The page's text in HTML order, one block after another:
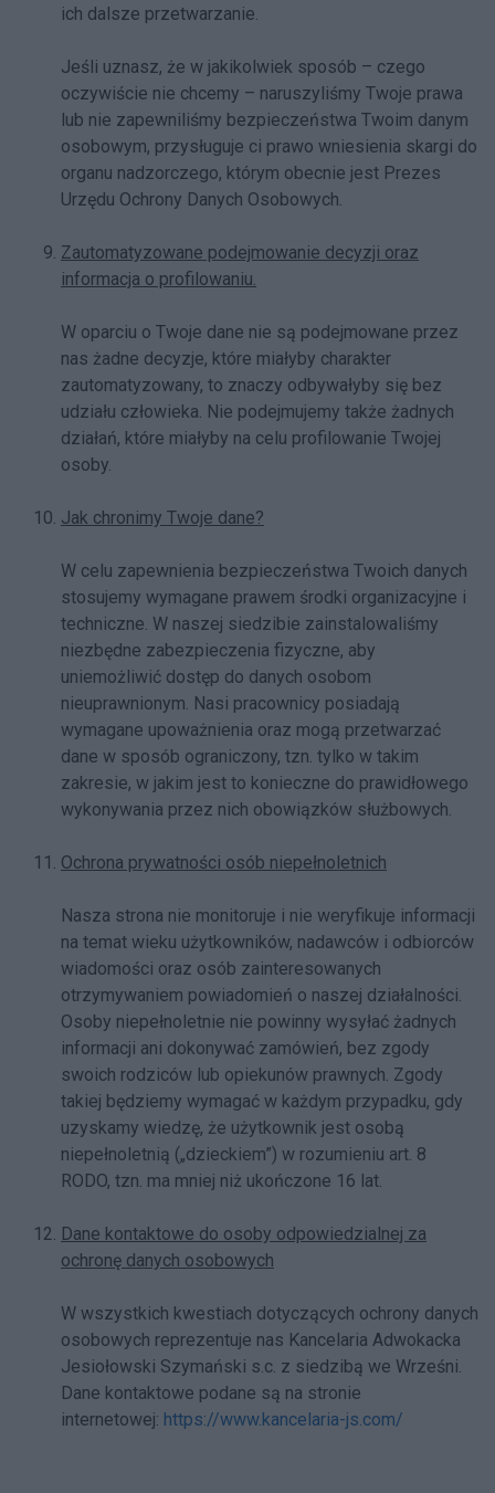
ich dalsze przetwarzanie.
Jeśli uznasz, że w jakikolwiek sposób – czego
oczywiście nie chcemy – naruszyliśmy Twoje prawa
lub nie zapewniliśmy bezpieczeństwa Twoim danym
osobowym, przysługuje ci prawo wniesienia skargi do
organu nadzorczego, którym obecnie jest Prezes
Urzędu Ochrony Danych Osobowych.
Zautomatyzowane podejmowanie decyzji oraz
informacja o profilowaniu.
W oparciu o Twoje dane nie są podejmowane przez
nas żadne decyzje, które miałyby charakter
zautomatyzowany, to znaczy odbywałyby się bez
udziału człowieka. Nie podejmujemy także żadnych
działań, które miałyby na celu profilowanie Twojej
osoby.
Jak chronimy Twoje dane?
W celu zapewnienia bezpieczeństwa Twoich danych
stosujemy wymagane prawem środki organizacyjne i
techniczne. W naszej siedzibie zainstalowaliśmy
niezbędne zabezpieczenia fizyczne, aby
uniemożliwić dostęp do danych osobom
nieuprawnionym. Nasi pracownicy posiadają
wymagane upoważnienia oraz mogą przetwarzać
dane w sposób ograniczony, tzn. tylko w takim
zakresie, w jakim jest to konieczne do prawidłowego
wykonywania przez nich obowiązków służbowych.
Ochrona prywatności osób niepełnoletnich
Nasza strona nie monitoruje i nie weryfikuje informacji
na temat wieku użytkowników, nadawców i odbiorców
wiadomości oraz osób zainteresowanych
otrzymywaniem powiadomień o naszej działalności.
Osoby niepełnoletnie nie powinny wysyłać żadnych
informacji ani dokonywać zamówień, bez zgody
swoich rodziców lub opiekunów prawnych. Zgody
takiej będziemy wymagać w każdym przypadku, gdy
uzyskamy wiedzę, że użytkownik jest osobą
niepełnoletnią („dzieckiem”) w rozumieniu art. 8
RODO, tzn. ma mniej niż ukończone 16 lat.
Dane kontaktowe do osoby odpowiedzialnej za
ochronę danych osobowych
W wszystkich kwestiach dotyczących ochrony danych
osobowych reprezentuje nas Kancelaria Adwokacka
Jesiołowski Szymański s.c. z siedzibą we Wrześni.
Dane kontaktowe podane są na stronie
internetowej: https://www.kancelaria-js.com/